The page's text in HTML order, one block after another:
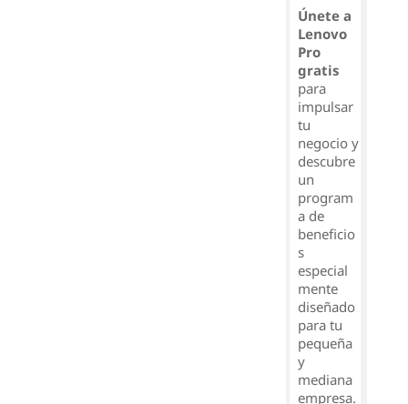
Únete a
Lenovo
Pro
gratis
para
impulsar
tu
negocio y
descubre
un
program
a de
beneficio
s
especial
mente
diseñado
para tu
pequeña
y
mediana
empresa.